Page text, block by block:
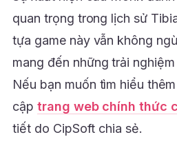
quan trọng trong lịch sử
tựa game này vẫn không
mang đến những trải
Nếu bạn muốn tìm hiểu
cập trang web chính thức
tiết do CipSoft chia sẻ.